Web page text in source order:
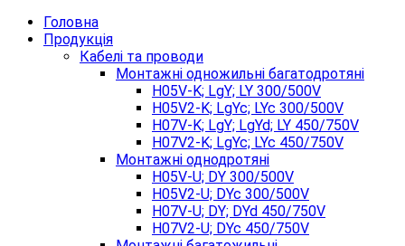
Головна
Продукція
Кабелі та проводи
Монтажні одножильні багатодротяні
H05V-K; LgY; LY 300/500V
H05V2-K; LgYc; LYc 300/500V
H07V-K; LgY; LgYd; LY 450/750V
H07V2-K; LgYc; LYc 450/750V
Монтажні однодротяні
H05V-U; DY 300/500V
H05V2-U; DYc 300/500V
H07V-U; DY; DYd 450/750V
H07V2-U; DYc 450/750V